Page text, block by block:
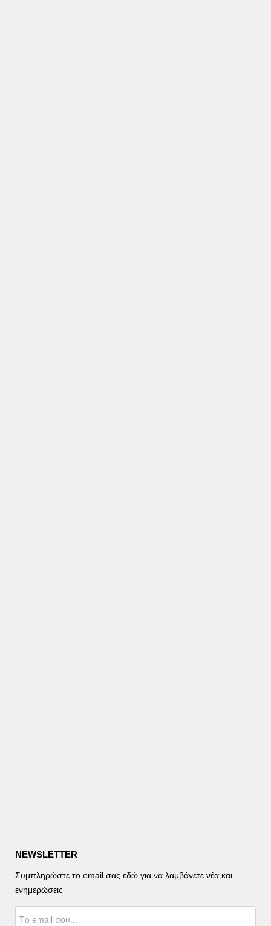
NEWSLETTER
Συμπληρώστε το email σας εδώ για να λαμβάνετε νέα και
ενημερώσεις